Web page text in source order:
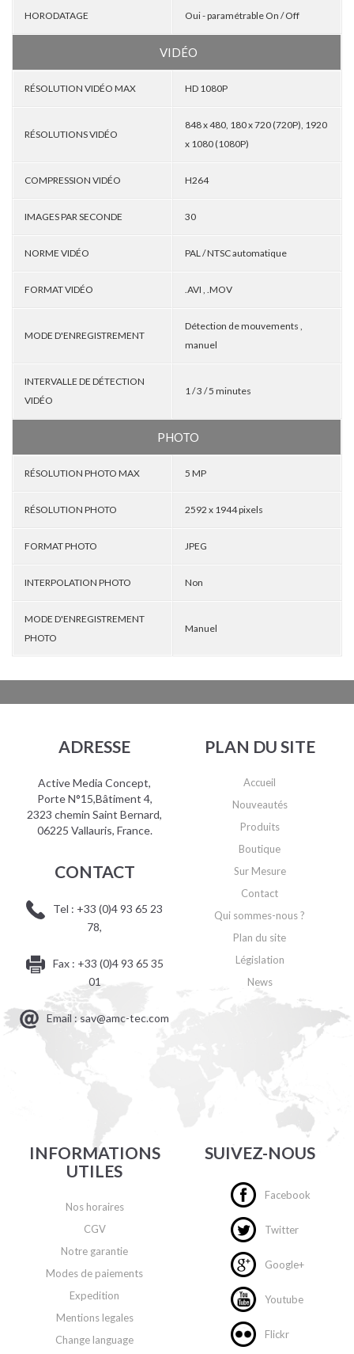
HORODATAGE Oui - paramétrable On / Off
VIDÉO
RÉSOLUTION VIDÉO MAX HD 1080P
RÉSOLUTIONS VIDÉO
848 x 480, 180 x 720 (720P), 1920
x 1080 (1080P)
COMPRESSION VIDÉO H264
IMAGES PAR SECONDE 30
NORME VIDÉO PAL / NTSC automatique
FORMAT VIDÉO .AVI , .MOV
MODE D'ENREGISTREMENT
Détection de mouvements ,
manuel
INTERVALLE DE DÉTECTION
VIDÉO
1 / 3 / 5 minutes
PHOTO
RÉSOLUTION PHOTO MAX 5 MP
RÉSOLUTION PHOTO 2592 x 1944 pixels
FORMAT PHOTO JPEG
INTERPOLATION PHOTO Non
MODE D'ENREGISTREMENT
PHOTO
Manuel
ADRESSE
Active Media Concept,
Porte N°15,Bâtiment 4,
2323 chemin Saint Bernard,
06225 Vallauris, France.
CONTACT
Tel : +33 (0)4 93 65 23
78,
Fax : +33 (0)4 93 65 35
01
Email : sav@amc-tec.com
PLAN DU SITE
Accueil
Nouveautés
Produits
Boutique
Sur Mesure
Contact
Qui sommes-nous ?
Plan du site
Législation
News
INFORMATIONS
UTILES
Nos horaires
CGV
Notre garantie
Modes de paiements
Expedition
Mentions legales
Change language
SUIVEZ-NOUS
Facebook
Twitter
Google+
Youtube
Flickr